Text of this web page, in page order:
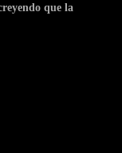
que la